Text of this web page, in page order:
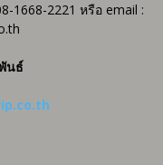
2221 หรือ email :
นธ์